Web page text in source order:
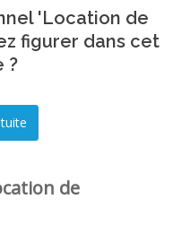
'Location de
figurer dans cet
?
de